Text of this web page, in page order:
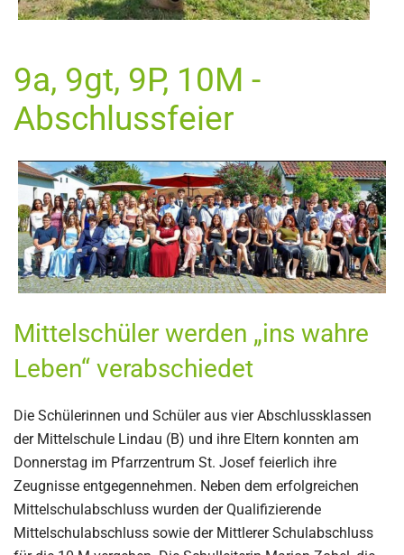
9a, 9gt, 9P, 10M -
Abschlussfeier
Mittelschüler werden „ins wahre
Leben“ verabschiedet
Die Schülerinnen und Schüler aus vier Abschlussklassen
der Mittelschule Lindau (B) und ihre Eltern konnten am
Donnerstag im Pfarrzentrum St. Josef feierlich ihre
Zeugnisse entgegennehmen. Neben dem erfolgreichen
Mittelschulabschluss wurden der Qualifizierende
Mittelschulabschluss sowie der Mittlerer Schulabschluss